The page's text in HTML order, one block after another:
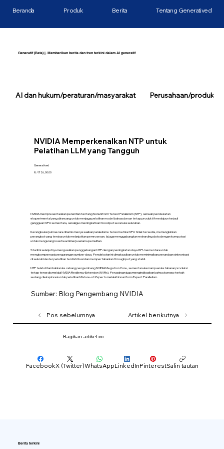
Generatif (Beta) |. Memberikan berita dan tren terkini dalam AI generatif
NVIDIA Memperkenalkan NTP untuk
Pelatihan LLM yang Tangguh
Generatived
8/7/26, 00.00
NVIDIA mempresentasikan penelitian tentang Nonuniform Tensor Parallelism (NTP), sebuah pendekatan
eksperimental yang dirancang untuk menjaga pelatihan model bahasa besar tetap produktif meskipun terjadi
gangguan GPU sementara, sekaligus meningkatkan Goodput secara keseluruhan.
Kerangka kerja ini secara dinamis menyesuaikan paralelisme tensor ketika GPU tidak tersedia, memungkinkan
perangkat yang tersisa untuk melanjutkan pemrosesan. Ia juga menggabungkan resharding data dengan komputasi
untuk mengurangi overhead kinerja selama pemulihan.
Studi ini selanjutnya mengusulkan penggabungan NTP dengan peningkatan daya GPU sementara untuk
mengkompensasi pengurangan sumber daya. Pendekatan ini dimaksudkan untuk meminimalkan penundaan sinkronisasi
di seluruh klaster pelatihan terdistribusi dan mempertahankan throughput yang stabil.
NTP telah ditambahkan ke cabang pengembang NVIDIA Megatron Core, sementara kemampuan ketahanan produksi
tetap tersedia melalui NVIDIA Resiliency Extension (NVRx). Perusahaan juga mengindikasikan bahwa konsep terkait
sedang dieksplorasi untuk pelatihan Mixture-of-Experts melalui Nonuniform Expert Parallelism.
Sumber: Blog Pengembang NVIDIA
Pos sebelumnya Artikel berikutnya
Beranda Produk Berita Tentang Generatived
Bagikan artikel ini:
FacebookX (Twitter)WhatsAppLinkedInPinterestSalin tautan
AI dan hukum/peraturan/masyarakat Perusahaan/produk/
Berita terkini